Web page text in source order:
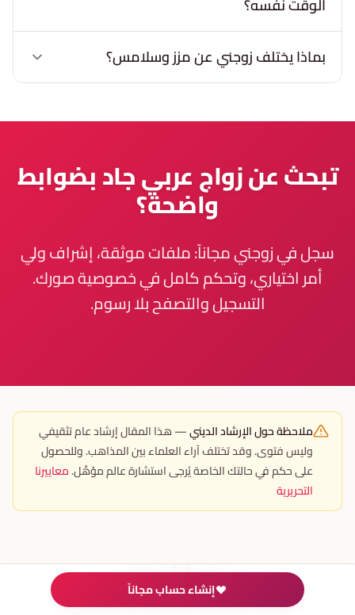
الوقت نفسه؟
بماذا يختلف زوجني عن مزز وسلامس؟
تبحث عن زواج عربي جاد بضوابط
واضحة؟
سجل في زوجني مجاناً: ملفات موثقة، إشراف ولي
أمر اختياري، وتحكم كامل في خصوصية صورك.
التسجيل والتصفح بلا رسوم.
ملاحظة حول الإرشاد الديني— هذا المقال إرشاد عام تثقيفي
وليس فتوى. وقد تختلف آراء العلماء بين المذاهب. وللحصول
على حكم في حالتك الخاصة يُرجى استشارة عالم مؤهَّل.معاييرنا
التحريرية
اقرأ أيضاً
إنشاء حساب مجاناً